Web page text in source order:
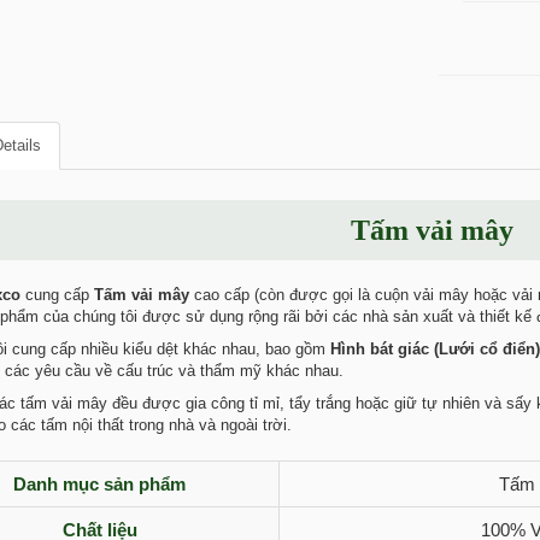
Tấm vải mây
cung cấp Tấm vải mâycao cấp (còn được gọi là cuộn vải mây hoặc
của chúng tôi được sử dụng rộng rãi bởi các nhà sản xuất và thiết kế
cung cấp nhiều kiểu dệt khác nhau, bao gồm Hình bát giác (Lưới cổ điển)
yêu cầu về cấu trúc và thẩm mỹ khác nhau.
tấm vải mây đều được gia công tỉ mỉ, tẩy trắng hoặc giữ tự nhiên và sấy
các tấm nội thất trong nhà và ngoài trời.
Danh mục sản phẩm Tấm
Chất liệu 100%